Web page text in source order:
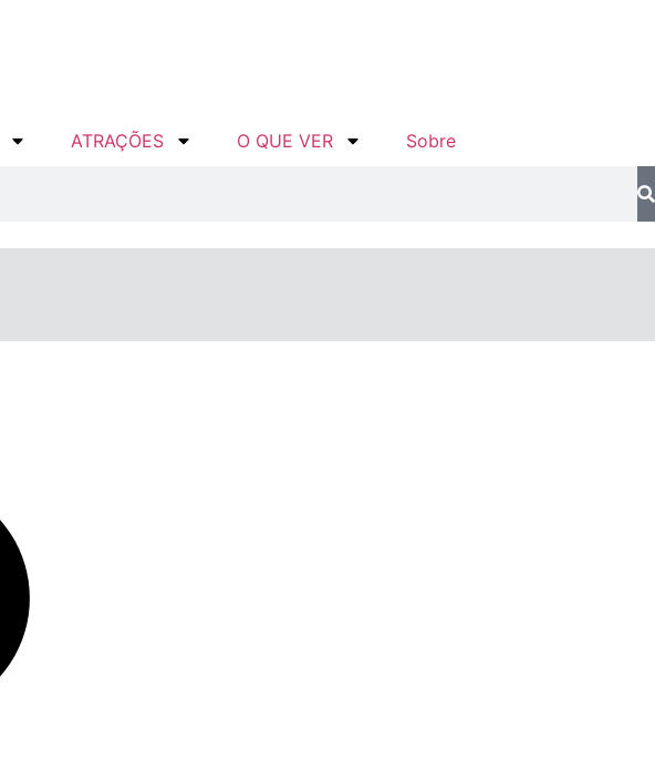
ATRAÇÕES O QUE VER Sobre